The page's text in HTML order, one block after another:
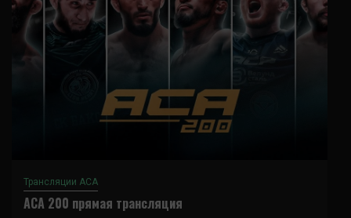
Трансляции ACA
ACA 200 прямая трансляция